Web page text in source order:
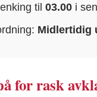
til03.00 i
Midlertidig
for rask